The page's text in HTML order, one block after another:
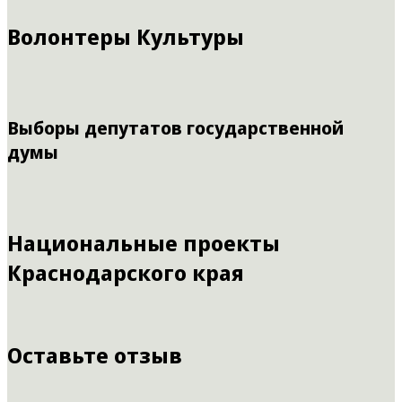
Волонтеры Культуры
Выборы депутатов государственной
думы
Национальные проекты
Краснодарского края
Оставьте отзыв